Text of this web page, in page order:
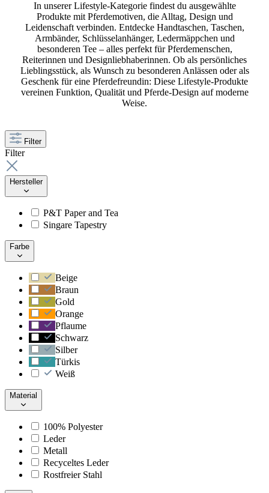
In unserer Lifestyle-Kategorie findest du ausgewählte
Produkte mit Pferdemotiven, die Alltag, Design und
Leidenschaft verbinden. Entdecke Handtaschen, Taschen,
Armbänder, Schlüsselanhänger, Ledermäppchen und
besonderen Tee – alles perfekt für Pferdemenschen,
Reiterinnen und Designliebhaberinnen. Ob als persönliches
Lieblingsstück, als Wunsch zu besonderen Anlässen oder als
Geschenk für eine Pferdefreundin: Diese Lifestyle-Produkte
vereinen Funktion, Qualität und Pferde-Design auf moderne
Weise.
Filter
Filter
Hersteller
P&T Paper and Tea
Singare Tapestry
Farbe
Beige
Braun
Gold
Orange
Pflaume
Schwarz
Silber
Türkis
Weiß
Material
100% Polyester
Leder
Metall
Recyceltes Leder
Rostfreier Stahl